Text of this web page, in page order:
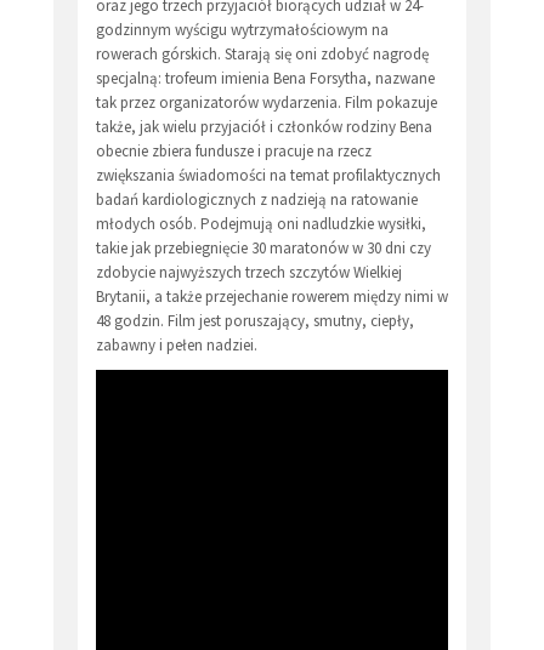
oraz jego trzech przyjaciół biorących udział w 24-
godzinnym wyścigu wytrzymałościowym na
rowerach górskich. Starają się oni zdobyć nagrodę
specjalną: trofeum imienia Bena Forsytha, nazwane
tak przez organizatorów wydarzenia. Film pokazuje
także, jak wielu przyjaciół i członków rodziny Bena
obecnie zbiera fundusze i pracuje na rzecz
zwiększania świadomości na temat profilaktycznych
badań kardiologicznych z nadzieją na ratowanie
młodych osób. Podejmują oni nadludzkie wysiłki,
takie jak przebiegnięcie 30 maratonów w 30 dni czy
zdobycie najwyższych trzech szczytów Wielkiej
Brytanii, a także przejechanie rowerem między nimi w
48 godzin. Film jest poruszający, smutny, ciepły,
zabawny i pełen nadziei.